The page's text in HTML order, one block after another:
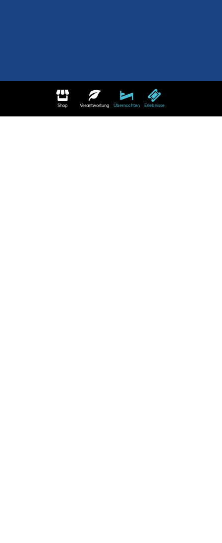
Shop Verantwortung Übernachten Erlebnisse